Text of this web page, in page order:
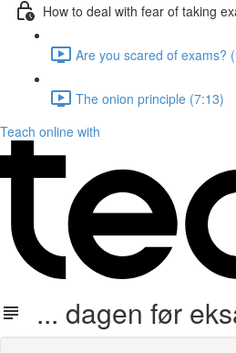
How to deal with fear of taking
Are you scared of exams?
The onion principle (7:13)
Teach online with
... dagen før